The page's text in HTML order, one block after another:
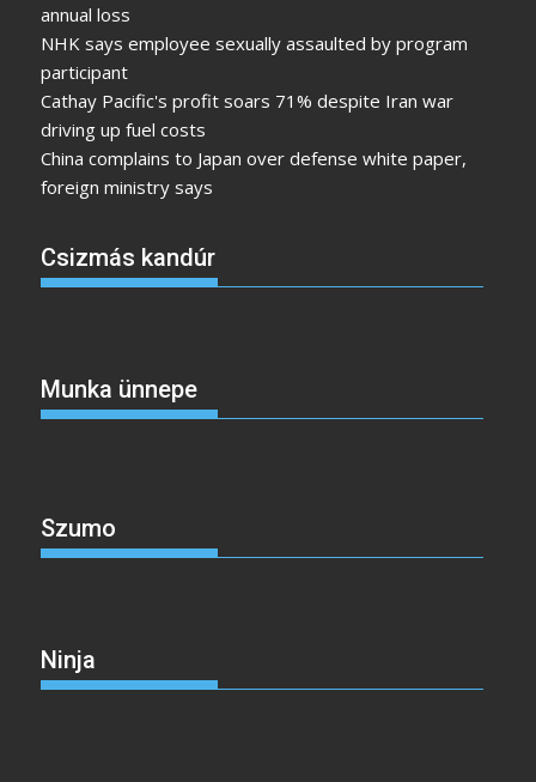
annual loss
NHK says employee sexually assaulted by program
participant
Cathay Pacific's profit soars 71% despite Iran war
driving up fuel costs
China complains to Japan over defense white paper,
foreign ministry says
Csizmás kandúr
Munka ünnepe
Szumo
Ninja